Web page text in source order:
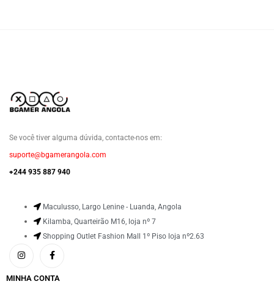
Se você tiver alguma dúvida, contacte-nos em:
suporte@bgamerangola.com
+244 935 887 940
Maculusso, Largo Lenine - Luanda, Angola
Kilamba, Quarteirão M16, loja nº 7
Shopping Outlet Fashion Mall 1º Piso loja nº2.63
MINHA CONTA